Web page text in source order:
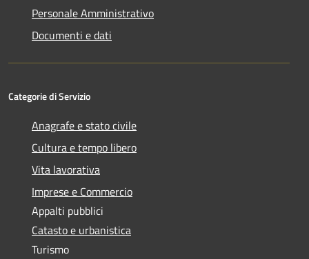
Personale Amministrativo
Documenti e dati
Categorie di Servizio
Anagrafe e stato civile
Cultura e tempo libero
Vita lavorativa
Imprese e Commercio
Appalti pubblici
Catasto e urbanistica
Turismo